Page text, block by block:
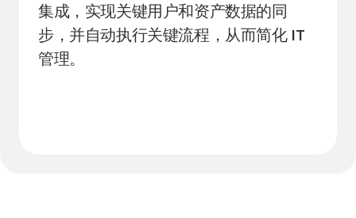
集成，实现关键用户和资产数据的同
步，并自动执行关键流程，从而简化 IT
管理。